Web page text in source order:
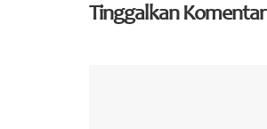
Tinggalkan Komentar